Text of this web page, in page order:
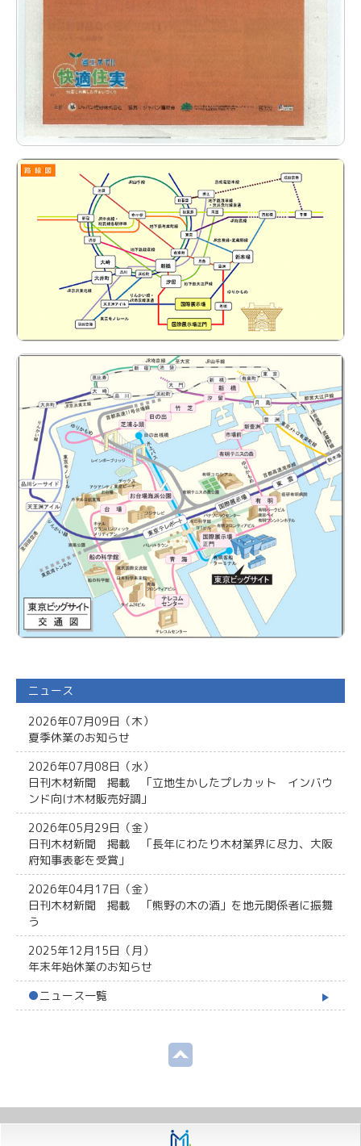
ニュース
2026年07月09日（木）
夏季休業のお知らせ
2026年07月08日（水）
日刊木材新聞 掲載 「立地生かしたプレカット インバウ
ンド向け木材販売好調」
2026年05月29日（金）
日刊木材新聞 掲載 「長年にわたり木材業界に尽力、大阪
府知事表彰を受賞」
2026年04月17日（金）
日刊木材新聞 掲載 「熊野の木の酒」を地元関係者に振舞
う
2025年12月15日（月）
年末年始休業のお知らせ
●ニュース一覧